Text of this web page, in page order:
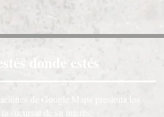
donde estés
de Google Maps presiona los
sucursal de su interés: